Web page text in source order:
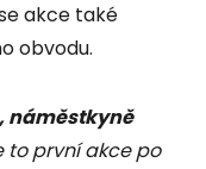
akce také
obvodu.
náměstkyně
to první akce po